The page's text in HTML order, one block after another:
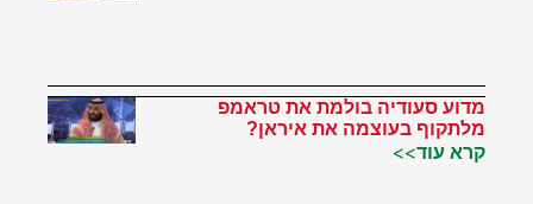
מדוע סעודיה בולמת את טראמפ
מלתקוף בעוצמה את איראן?
קרא עוד>>